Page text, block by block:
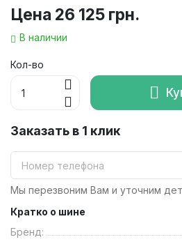
Цена 26 125 грн.
В наличии
Кол-во
Заказать в 1 клик
Мы перезвоним Вам и уточним
Кратко о шине
Бренд: